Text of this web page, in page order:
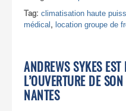
Tag: climatisation haute
médical, location groupe de
ANDREWS SYKES EST
L’OUVERTURE DE
NANTES